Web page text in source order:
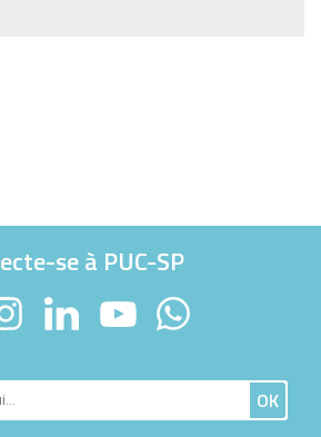
se à PUC-SP